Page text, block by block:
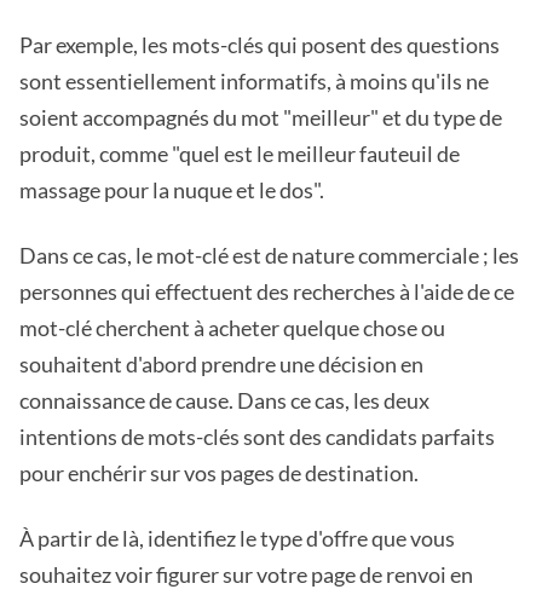
Par exemple, les mots-clés qui posent des questions
sont essentiellement informatifs, à moins qu'ils ne
soient accompagnés du mot "meilleur" et du type de
produit, comme "quel est le meilleur fauteuil de
massage pour la nuque et le dos".
Dans ce cas, le mot-clé est de nature commerciale ; les
personnes qui effectuent des recherches à l'aide de ce
mot-clé cherchent à acheter quelque chose ou
souhaitent d'abord prendre une décision en
connaissance de cause. Dans ce cas, les deux
intentions de mots-clés sont des candidats parfaits
pour enchérir sur vos pages de destination.
À partir de là, identifiez le type d'offre que vous
souhaitez voir figurer sur votre page de renvoi en